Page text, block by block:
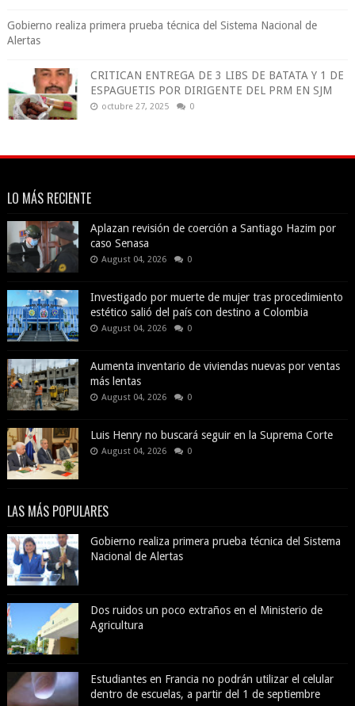
Gobierno realiza primera prueba técnica del Sistema Nacional de
Alertas
CRITICAN ENTREGA DE 3 LIBS DE BATATA Y 1 DE
ESPAGUETIS POR DIRIGENTE DEL PRM EN SJM
octubre 27, 2025 0
LO MÁS RECIENTE
Aplazan revisión de coerción a Santiago Hazim por
caso Senasa
August 04, 2026 0
Investigado por muerte de mujer tras procedimiento
estético salió del país con destino a Colombia
August 04, 2026 0
Aumenta inventario de viviendas nuevas por ventas
más lentas
August 04, 2026 0
Luis Henry no buscará seguir en la Suprema Corte
August 04, 2026 0
LAS MÁS POPULARES
Gobierno realiza primera prueba técnica del Sistema
Nacional de Alertas
Dos ruidos un poco extraños en el Ministerio de
Agricultura
Estudiantes en Francia no podrán utilizar el celular
dentro de escuelas, a partir del 1 de septiembre